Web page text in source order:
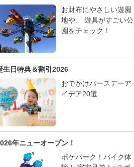
お財布にやさしい遊園
地や、 遊具がすごい公
園をチェック！
生日特典＆割引2026
おでかけバースデーア
イデア20選
年ニューオープン！
ポケパーク！バイク体